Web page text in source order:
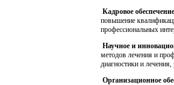
Кадровое обеспечение
повышение
профессиональных
Научное и
методов лечения и
диагностики и
Организационное